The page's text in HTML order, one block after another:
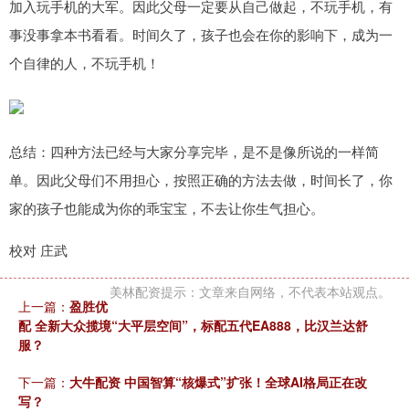
加入玩手机的大军。因此父母一定要从自己做起，不玩手机，有
事没事拿本书看看。时间久了，孩子也会在你的影响下，成为一
个自律的人，不玩手机！
总结：四种方法已经与大家分享完毕，是不是像所说的一样简
单。因此父母们不用担心，按照正确的方法去做，时间长了，你
家的孩子也能成为你的乖宝宝，不去让你生气担心。
校对 庄武
美林配资提示：文章来自网络，不代表本站观点。
上一篇： 盈胜优
配 全新大众揽境“大平层空间”，标配五代EA888，比汉兰达舒
服？
下一篇： 大牛配资 中国智算“核爆式”扩张！全球AI格局正在改
写？